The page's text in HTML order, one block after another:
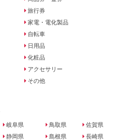
旅行券
家電・電化製品
自転車
日用品
化粧品
アクセサリー
その他
岐阜県
静岡県
鳥取県
島根県
佐賀県
長崎県